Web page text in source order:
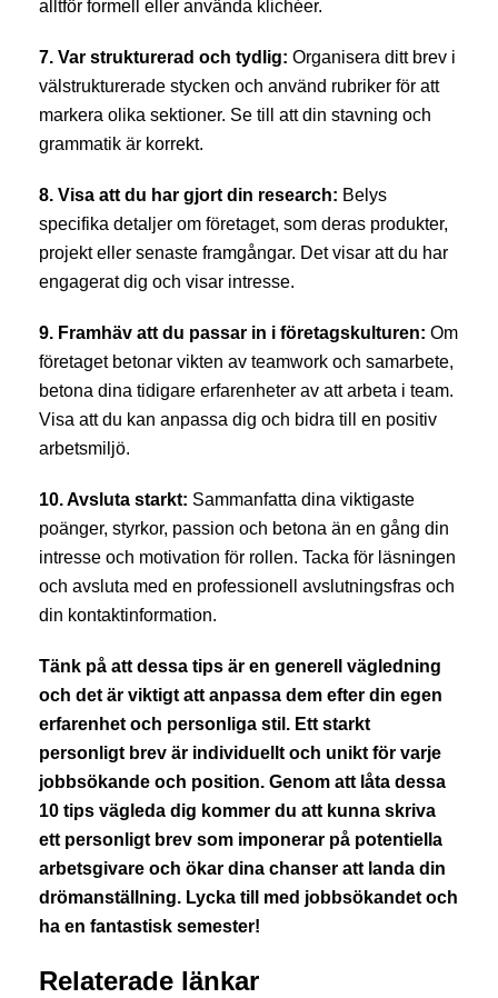
alltför formell eller använda klichéer.
7. Var strukturerad och tydlig: Organisera ditt brev i
välstrukturerade stycken och använd rubriker för att
markera olika sektioner. Se till att din stavning och
grammatik är korrekt.
8. Visa att du har gjort din research: Belys
specifika detaljer om företaget, som deras produkter,
projekt eller senaste framgångar. Det visar att du har
engagerat dig och visar intresse.
9. Framhäv att du passar in i företagskulturen: Om
företaget betonar vikten av teamwork och samarbete,
betona dina tidigare erfarenheter av att arbeta i team.
Visa att du kan anpassa dig och bidra till en positiv
arbetsmiljö.
10. Avsluta starkt: Sammanfatta dina viktigaste
poänger, styrkor, passion och betona än en gång din
intresse och motivation för rollen. Tacka för läsningen
och avsluta med en professionell avslutningsfras och
din kontaktinformation.
Tänk på att dessa tips är en generell vägledning
och det är viktigt att anpassa dem efter din egen
erfarenhet och personliga stil. Ett starkt
personligt brev är individuellt och unikt för varje
jobbsökande och position. Genom att låta dessa
10 tips vägleda dig kommer du att kunna skriva
ett personligt brev som imponerar på potentiella
arbetsgivare och ökar dina chanser att landa din
drömanställning. Lycka till med jobbsökandet och
ha en fantastisk semester!
Relaterade länkar